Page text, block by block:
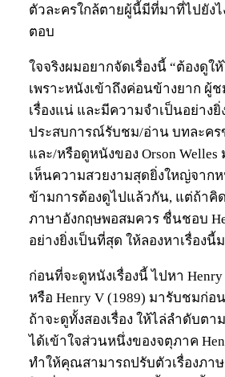
ตัวละครใกล้ตายผู้นี้มีที่มาที่ไปยังไ
ตอบ
ใจจริงผมอยากจัดเรื่องนี้ “ต้องดูใ
เพราะหนังเข้าถึงค่อนข้างยาก ผู้
เรื่องแน่ และมีความจำเป็นอย่างยิ่
ประสบการณ์รับชม/อ่าน บทละครข
และ/หรือดูหนังของ Orson Welles
เห็นความสวยงามสุดยิ่งใหญ่จากห
ข้ามการต้องดูไปแล้วกัน, แต่ถ้าคิด
ภาษาอังกฤษพอสมควร ชื่นชอบ
อย่างยิ่งเป็นที่สุด ให้ลองหาเรื่องนี้
ก่อนที่จะดูหนังเรื่องนี้ ไปหา Henry
หรือ Henry V (1989) มารับชมก่
ถ้าจะดูทั้งสองเรื่อง ให้ไล่ลำดับตา
ได้เข้าใจส่วนหนึ่งของจตุภาค
ทำให้คุณสามารถปรับตัวเรื่องภา